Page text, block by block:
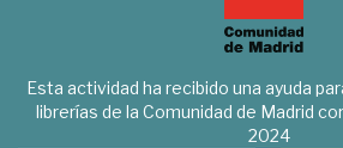
Esta actividad ha recibido una ayuda
librerías de la Comunidad de Madrid
2024